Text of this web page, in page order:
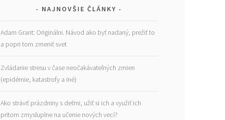
NAJNOVŠIE ČLÁNKY
Adam Grant: Originálni. Návod ako byť nadaný, prežiť to
a popri tom zmeniť svet
Zvládanie stresu v čase neočakávateľných zmien
(epidémie, katastrofy a iné)
Ako stráviť prázdniny s deťmi, užiť si ich a využiť ich
pritom zmysluplne na učenie nových vecí?